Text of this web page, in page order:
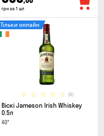
грн за 1 шт
(0)
Тільки онлайн
Віскі Jameson Irish Whiskey
0.5л
40°